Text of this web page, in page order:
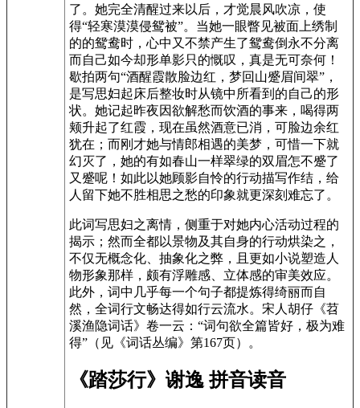
了。她完全清醒过来以后，才觉晨风吹凉，使
得“轻寒漠漠侵鸳被”。当她一眼瞥见被面上绣制
的的鸳鸯时，心中又不禁产生了鸳鸯倒永不分离
而自己如今却形单影只的慨叹，真是无可奈何！
歇拍两句“酒醒霞散脸边红，梦回山蹙眉间翠”，
是写思妇起床后整妆时从镜中所看到的自己的形
状。她记起昨夜因欲解愁而饮酒的事来，喝得两
颊升起了红霞，现在虽然酒意已消，可脸边余红
犹在；而刚才她与情郎相遇的美梦，可惜一下就
幻灭了，她的有如春山一样翠绿的双眉怎不蹙了
又蹙呢！如此以她顾影自怜的行动描写作结，给
人留下她不胜相思之愁的印象就更深刻难忘了。
此词写思妇之离情，侧重于对她内心活动过程的
揭示；然而全都以景物及其自身的行动烘染之，
不仅无概念化、抽象化之弊，且更如小说塑造人
物形象那样，颇有浮雕感、立体感的审美效应。
此外，词中几乎每一个句子都提炼得绮丽而自
然，全词行文畅达得如行云流水。宋人胡仔《苕
溪渔隐词话》卷一云：“词句欲全篇皆好，极为难
得”（见《词话丛编》第167页）。
《踏莎行》谢逸 拼音读音